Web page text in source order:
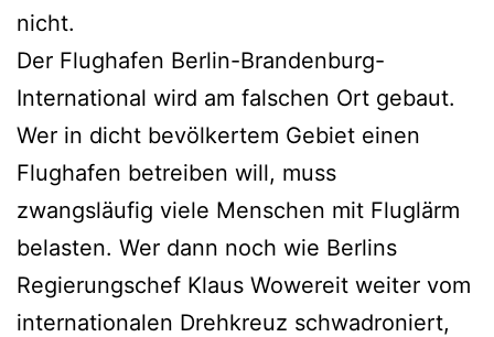
nicht.
Der Flughafen Berlin-Brandenburg-
International wird am falschen Ort gebaut.
Wer in dicht bevölkertem Gebiet einen
Flughafen betreiben will, muss
zwangsläufig viele Menschen mit Fluglärm
belasten. Wer dann noch wie Berlins
Regierungschef Klaus Wowereit weiter vom
internationalen Drehkreuz schwadroniert,